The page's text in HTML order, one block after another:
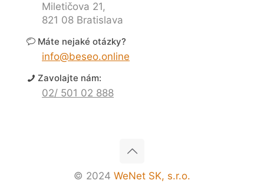
Miletičova 21,
821 08 Bratislava
Máte nejaké otázky?
info@beseo.online
Zavolajte nám:
02/ 501 02 888
© 2024 WeNet SK, s.r.o.